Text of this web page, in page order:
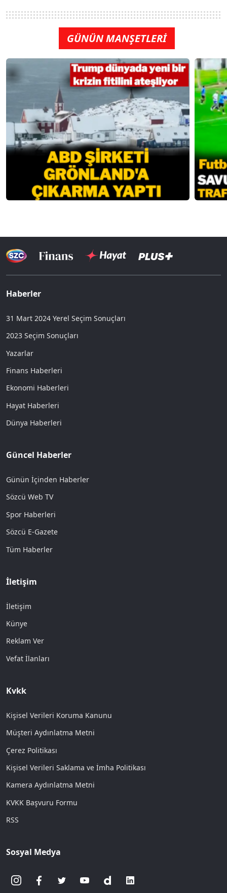
GÜNÜN MANŞETLERİ
Haberler
31 Mart 2024 Yerel Seçim Sonuçları
2023 Seçim Sonuçları
Yazarlar
Finans Haberleri
Ekonomi Haberleri
Hayat Haberleri
Dünya Haberleri
Güncel Haberler
Günün İçinden Haberler
Sözcü Web TV
Spor Haberleri
Sözcü E-Gazete
Tüm Haberler
İletişim
İletişim
Künye
Reklam Ver
Vefat İlanları
Kvkk
Kişisel Verileri Koruma Kanunu
Müşteri Aydınlatma Metni
Çerez Politikası
Kişisel Verileri Saklama ve İmha Politikası
Kamera Aydınlatma Metni
KVKK Başvuru Formu
RSS
Sosyal Medya